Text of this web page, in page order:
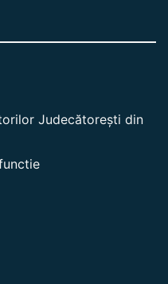
Judecătorești din